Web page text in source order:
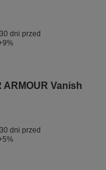
dni przed
ARMOUR Vanish
dni przed